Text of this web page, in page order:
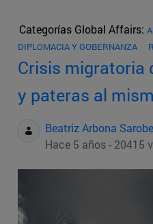
Categorías Global Affairs:
DIPLOMACIA Y GOBERNANZA
Crisis migratoria
y pateras al
Beatriz Arbona Sarobe
Hace 5 años - 20415